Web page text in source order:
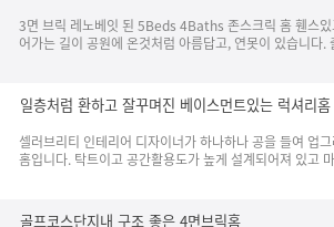
3면 브릭 레노베잇 된 5Beds 4Baths 존스크릭 홈 휀스
어가는 길이 공원에 온것처럼 아름답고, 연못이 있습니다
일층처럼 환하고 잘꾸며진 베이스먼트있는 럭셔리홈
셀러브리티 인테리어 디자이너가 하나하나 공을 들여 업
홈입니다. 탁트이고 공간활용도가 높게 설계되어져 있고
골프코스단지내 구조 좋은 4면브릭홈